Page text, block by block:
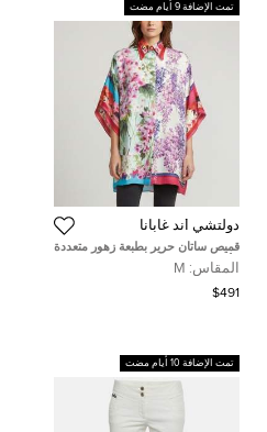
تمت الإضافة 9 أيام مضت
دولتشي أند غابانا
قميص ساتان حرير بطبعة زهور متعددة
الألوان دولتشي آند غابانا مقاس
متوسط - ميديوم
المقاس: M
$491
تمت الإضافة 10 أيام مضت